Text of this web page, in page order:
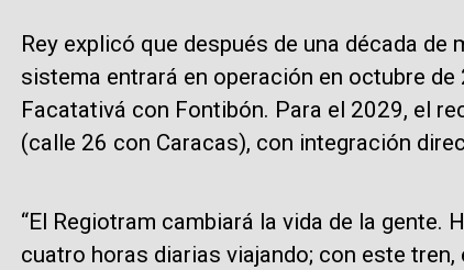
Rey explicó que después de una década
sistema entrará en operación en octubre
Facatativá con Fontibón. Para el 2029, el
(calle 26 con Caracas), con integración
“El Regiotram cambiará la vida de la gente.
cuatro horas diarias viajando; con este